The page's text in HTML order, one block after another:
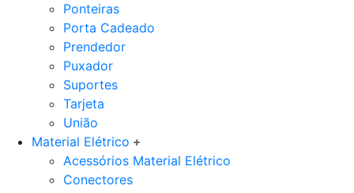
Ponteiras
Porta Cadeado
Prendedor
Puxador
Suportes
Tarjeta
União
Material Elétrico
Acessórios Material Elétrico
Conectores